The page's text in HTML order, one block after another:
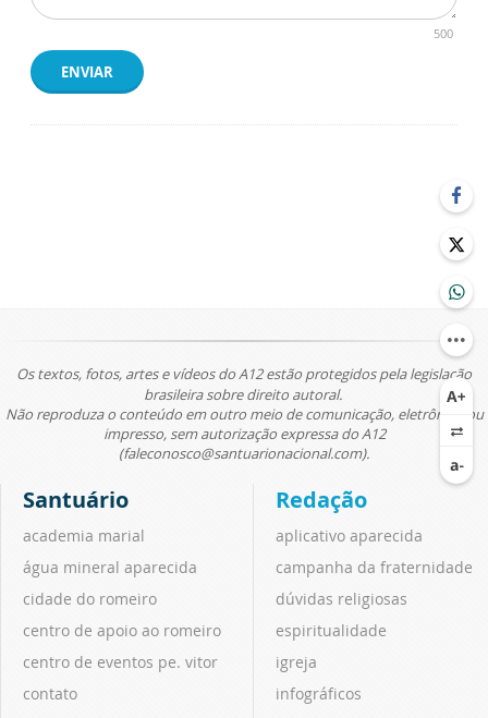
500
ENVIAR
Os textos, fotos, artes e vídeos do A12 estão protegidos pela legislação
brasileira sobre direito autoral.
Não reproduza o conteúdo em outro meio de comunicação, eletrônico ou
impresso, sem autorização expressa do A12
(faleconosco@santuarionacional.com).
Santuário
academia marial
água mineral aparecida
cidade do romeiro
centro de apoio ao romeiro
centro de eventos pe. vitor
contato
Redação
aplicativo aparecida
campanha da fraternidade
dúvidas religiosas
espiritualidade
igreja
infográficos